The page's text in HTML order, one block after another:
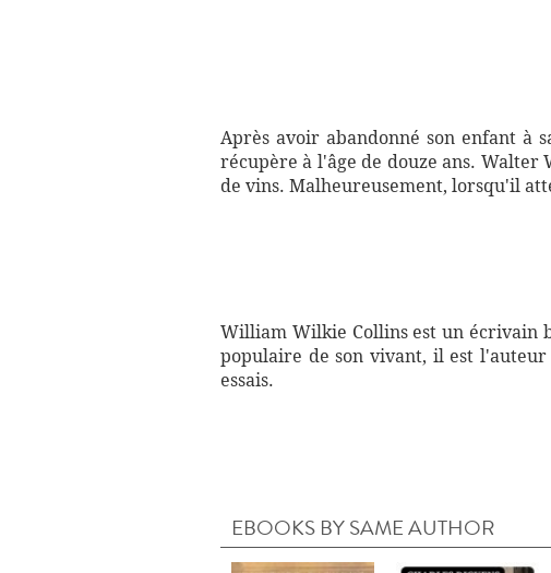
Après avoir abandonné son enfant à
récupère à l'âge de douze ans.
de vins. Malheureusement, lorsqu'il
William Wilkie Collins est un écrivain
populaire de son vivant, il est l'auteur
essais.
EBOOKS BY SAME AUTHOR